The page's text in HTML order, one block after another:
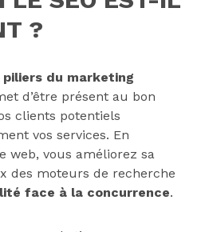
?
piliers du marketing
d’être présent au bon
clients potentiels
vos services. En
web, vous améliorez sa
des moteurs de recherche
face à la concurrence.